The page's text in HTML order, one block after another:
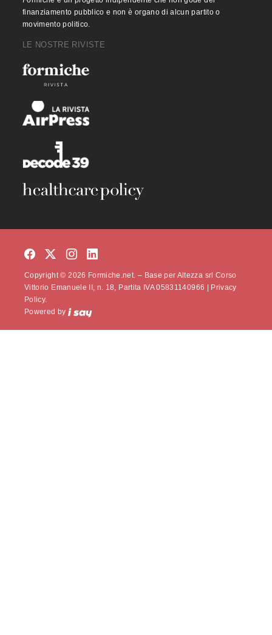
finanziamento pubblico e non è organo di alcun partito o
movimento politico.
LE NOSTRE RIVISTE
Copyright © 2026 Formiche.net. – Base per Altezza srl Corso
Vittorio Emanuele II, n. 18, Partita IVA 05831140966 |
Privacy
Policy.
Powered by